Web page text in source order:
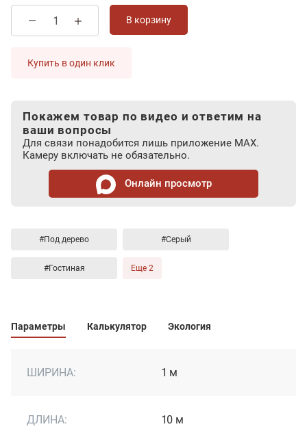
В корзину
Купить в один клик
Покажем товар по видео и ответим на
ваши вопросы
Для связи понадобится лишь приложение MAX.
Камеру включать не обязательно.
Онлайн просмотр
#Под дерево #Серый
#Гостиная Еще 2
Параметры Калькулятор Экология
ШИРИНА: 1 м
ДЛИНА: 10 м